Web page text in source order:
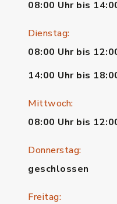
08:00 Uhr bis
Dienstag:
08:00 Uhr bis
14:00 Uhr bis
Mittwoch:
08:00 Uhr bis
Donnerstag:
geschlossen
Freitag: